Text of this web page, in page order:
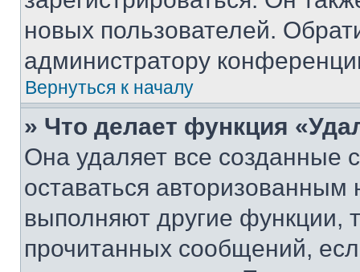
новых пользователей.
администратору
Вернуться к началу
» Что делает функция
Она удаляет все созданные
оставаться
выполняют другие функции,
прочитанных сообщений,